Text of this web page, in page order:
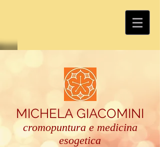
MICHELA GIACOMINI
cromopuntura e medicina
esogetica